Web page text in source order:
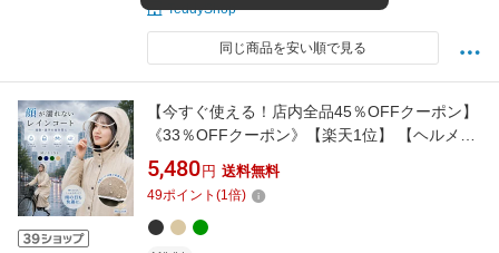
TeddyShop
同じ商品を安い順で見る
【今すぐ使える！店内全品45％OFFクーポン】
《33％OFFクーポン》【楽天1位】 【ヘルメッ
トに対応】レインコート レディース レインコ
ート 自転車 かっぱ 通学 かっぱ リュック カッ
パレインコート レインポンチョ 二重ツバ 超撥
水 反射テープ リュック対応 ポケット付
5,480 円 送料無料
49ポイント (1倍)